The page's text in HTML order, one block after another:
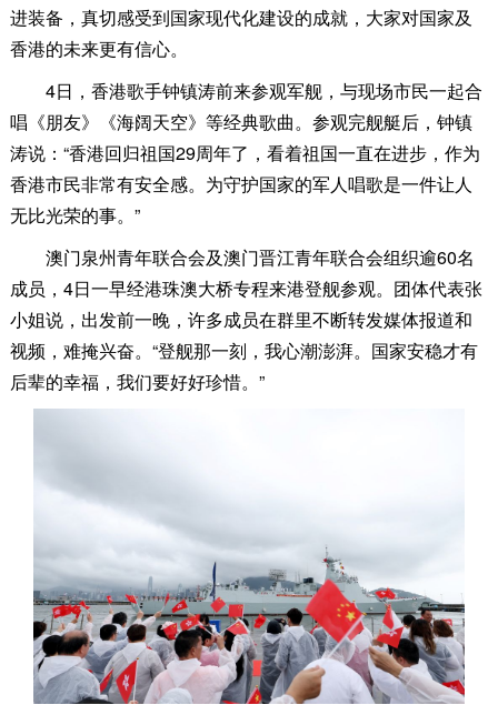
进装备，真切感受到国家现代化建设的成就，大家对国家及
香港的未来更有信心。
4日，香港歌手钟镇涛前来参观军舰，与现场市民一起合
唱《朋友》《海阔天空》等经典歌曲。参观完舰艇后，钟镇
涛说：“香港回归祖国29周年了，看着祖国一直在进步，作为
香港市民非常有安全感。为守护国家的军人唱歌是一件让人
无比光荣的事。”
澳门泉州青年联合会及澳门晋江青年联合会组织逾60名
成员，4日一早经港珠澳大桥专程来港登舰参观。团体代表张
小姐说，出发前一晚，许多成员在群里不断转发媒体报道和
视频，难掩兴奋。“登舰那一刻，我心潮澎湃。国家安稳才有
后辈的幸福，我们要好好珍惜。”